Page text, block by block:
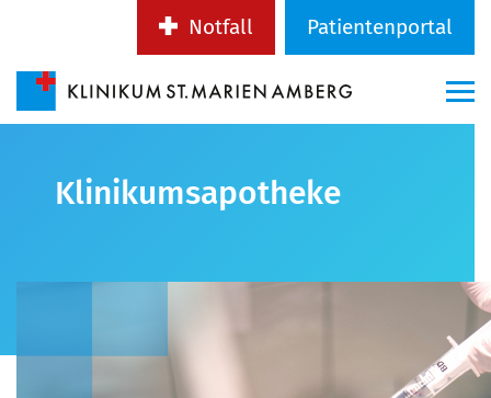
Notfall Patientenportal
Klinikumsapotheke